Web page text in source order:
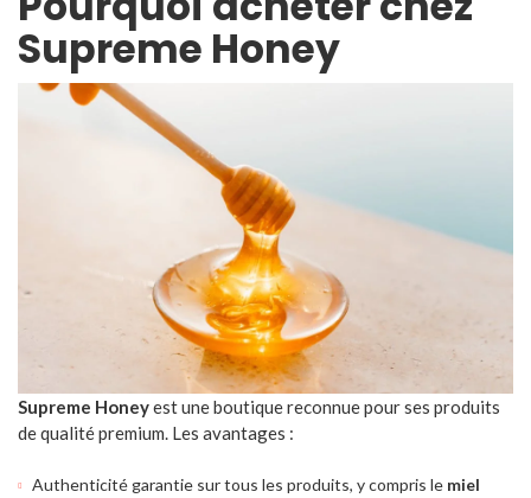
Supreme Honey
Supreme Honeyest une boutique reconnue pour ses produits
de qualité premium. Les avantages :
Authenticité garantie sur tous les produits, y compris le miel